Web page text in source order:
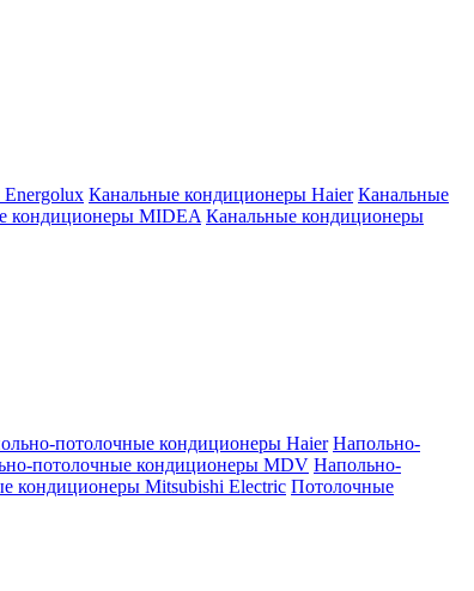
Канальные кондиционеры Haier Канальные
кондиционеры MIDEA Канальные кондиционеры
потолочные кондиционеры Haier Напольно-
потолочные кондиционеры MDV Напольно-
кондиционеры Mitsubishi Electric Потолочные